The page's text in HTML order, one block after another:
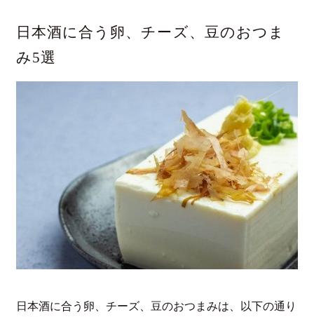
日本酒に合う卵、チーズ、豆のおつま
み5選
日本酒に合う卵、チーズ、豆のおつまみは、以下の通り